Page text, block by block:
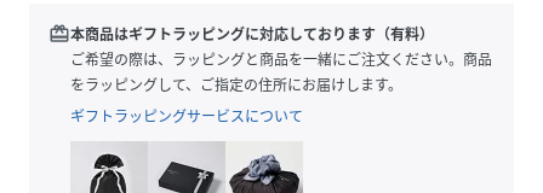
性別タイプ メンズ
原産国 日本
絹100%
redeem本商品はギフトラッピングに対応しております（有料）
ご希望の際は、ラッピングと商品を一緒にご注文ください。商品
をラッピングして、ご指定の住所にお届けします。
ギフトラッピングサービスについて